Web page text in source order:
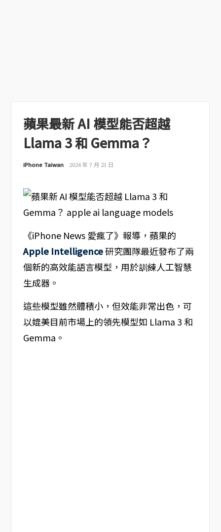
蘋果最新 AI 模型能否超越
Llama 3 和 Gemma？
iPhone Taiwan 2024 年 7 月 23 日
《iPhone News 愛瘋了》報導，蘋果的
Apple Intelligence研究團隊最近發布了兩
個新的高效能語言模型，用於訓練人工智慧
生成器。
這些模型雖然體積小，但效能非常出色，可
以媲美目前市場上的領先模型如 Llama 3 和
Gemma。